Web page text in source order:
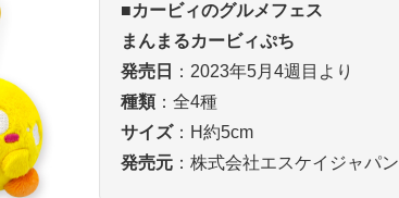
■カービィのグルメフェス
まんまるカービィぷち
発売日
：2023年5月4週目より
種類 ：全4種
サイズ：H約5cm
発売元 ：株式会社エスケイジャパン